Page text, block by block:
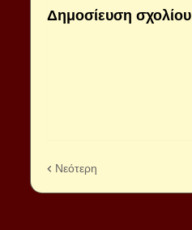
Δημοσίευση σχολίου
Νεότερη